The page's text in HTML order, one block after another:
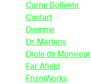
Carne Bollente
Castart
Diemme
Dr. Martens
Drole de Monsieur
Far Afield
FrizmWorks